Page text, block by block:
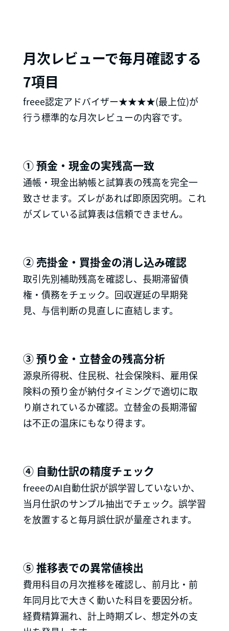
月次レビューで毎月確認する
7項目
freee認定アドバイザー★★★★(最上位)が
行う標準的な月次レビューの内容です。
① 預金・現金の実残高一致
通帳・現金出納帳と試算表の残高を完全一
致させます。ズレがあれば即原因究明。これ
がズレている試算表は信頼できません。
② 売掛金・買掛金の消し込み確認
取引先別補助残高を確認し、長期滞留債
権・債務をチェック。回収遅延の早期発
見、与信判断の見直しに直結します。
③ 預り金・立替金の残高分析
源泉所得税、住民税、社会保険料、雇用保
険料の預り金が納付タイミングで適切に取
り崩されているか確認。立替金の長期滞留
は不正の温床にもなり得ます。
④ 自動仕訳の精度チェック
freeeのAI自動仕訳が誤学習していないか、
当月仕訳のサンプル抽出でチェック。誤学習
を放置すると毎月誤仕訳が量産されます。
⑤ 推移表での異常値検出
費用科目の月次推移を確認し、前月比・前
年同月比で大きく動いた科目を要因分析。
経費精算漏れ、計上時期ズレ、想定外の支